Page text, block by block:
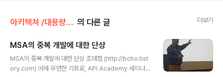
아키텍쳐 /대용량 아키텍쳐 의 다른 글 더보기
MSA의 중복 개발에 대한 단상
MSA의 중복 개발에 대한 단상 조대협 (http://bcho.tist
ory.com) 어제 우연한 기회로, API Academy 세미나에